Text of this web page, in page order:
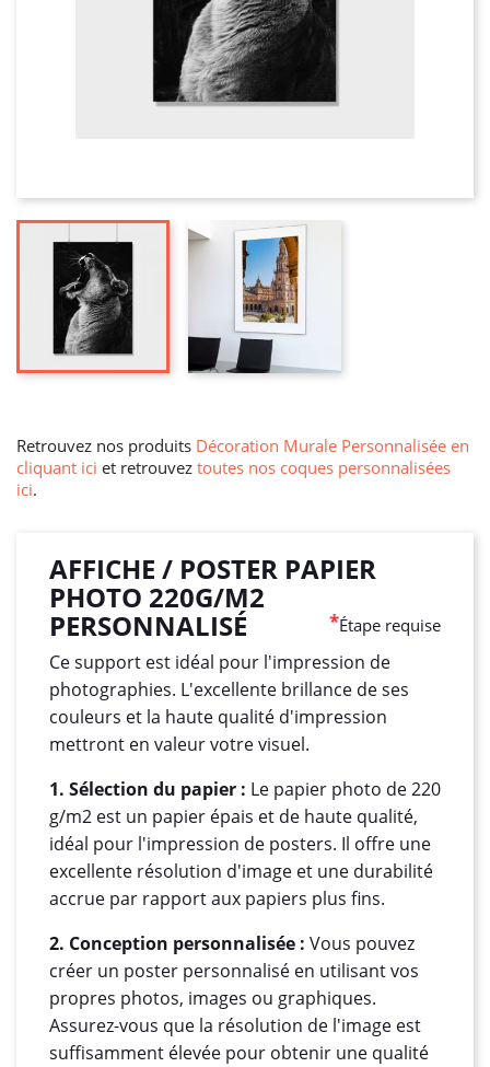
Retrouvez nos produits Décoration Murale Personnalisée en
cliquant ici et retrouvez toutes nos coques personnalisées
ici.
AFFICHE / POSTER PAPIER
PHOTO 220G/M2
PERSONNALISÉ *Étape requise
Ce support est idéal pour l'impression de
photographies. L'excellente brillance de ses
couleurs et la haute qualité d'impression
mettront en valeur votre visuel.
1. Sélection du papier : Le papier photo de 220
g/m2 est un papier épais et de haute qualité,
idéal pour l'impression de posters. Il offre une
excellente résolution d'image et une durabilité
accrue par rapport aux papiers plus fins.
2. Conception personnalisée : Vous pouvez
créer un poster personnalisé en utilisant vos
propres photos, images ou graphiques.
Assurez-vous que la résolution de l'image est
suffisamment élevée pour obtenir une qualité